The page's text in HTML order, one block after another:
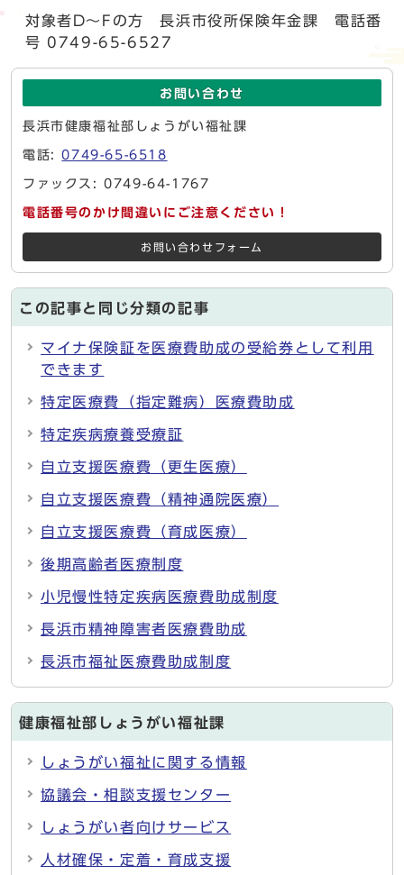
対象者D～Fの方 長浜市役所保険年金課 電話番
号 0749-65-6527
お問い合わせ
長浜市健康福祉部しょうがい福祉課
電話:0749-65-6518
ファックス: 0749-64-1767
電話番号のかけ間違いにご注意ください！
お問い合わせフォーム
この記事と同じ分類の記事
マイナ保険証を医療費助成の受給券として利用
できます
特定医療費（指定難病）医療費助成
特定疾病療養受療証
自立支援医療費（更生医療）
自立支援医療費（精神通院医療）
自立支援医療費（育成医療）
後期高齢者医療制度
小児慢性特定疾病医療費助成制度
長浜市精神障害者医療費助成
長浜市福祉医療費助成制度
健康福祉部しょうがい福祉課
しょうがい福祉に関する情報
協議会・相談支援センター
しょうがい者向けサービス
人材確保・定着・育成支援